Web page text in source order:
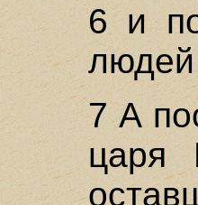
6 и
людей
7 А
царя